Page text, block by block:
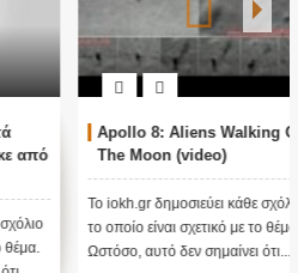
Η απάντηση του Μπάιντεν
όταν ρωτήθηκε από
δημοσιογράφο για τις
αναφορές που υπάρχουν
για τα UFO (Video)
Το iokh.gr δημοσιεύει κάθε σχόλιο
το οποίο είναι σχετικό με το θέμα.